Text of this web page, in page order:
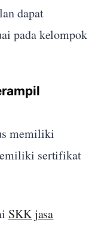
dapat
pada kelompok
memiliki
sertifikat
SKK jasa